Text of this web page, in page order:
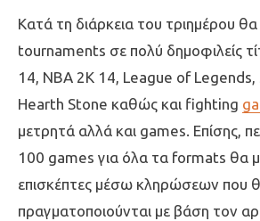
Κατά τη διάρκεια του τριημέρου
tournaments σε πολύ δημοφιλείς
14, NBA 2K 14, League of
Hearth Stone καθώς και fighting
μετρητά αλλά και games. Επίσης,
100 games για όλα τα formats θα
επισκέπτες μέσω κληρώσεων που
πραγματοποιούνται με βάση τον